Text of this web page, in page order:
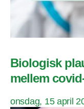
Biologisk
mellem
onsdag, 15 april